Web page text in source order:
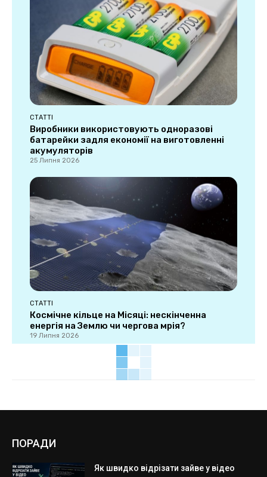
СТАТТІ
Виробники використовують одноразові
батарейки задля економії на виготовленні
акумуляторів
25 Липня 2026
СТАТТІ
Космічне кільце на Місяці: нескінченна
енергія на Землю чи чергова мрія?
19 Липня 2026
ПОРАДИ
Як швидко відрізати зайве у відео